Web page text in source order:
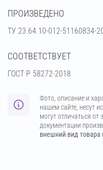
ПРОИЗВЕДЕНО
ТУ 23.64.10-012-51160834-
СООТВЕТСТВУЕТ
ГОСТ Р 58272-2018
Фото, описание и
нашем сайте, несут
могут отличаться от
документации
внешний вид товара